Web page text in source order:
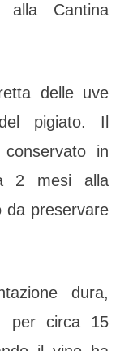
Cantina
delle uve
pigiato. Il
in
2 mesi alla
da preservare
dura,
per circa 15